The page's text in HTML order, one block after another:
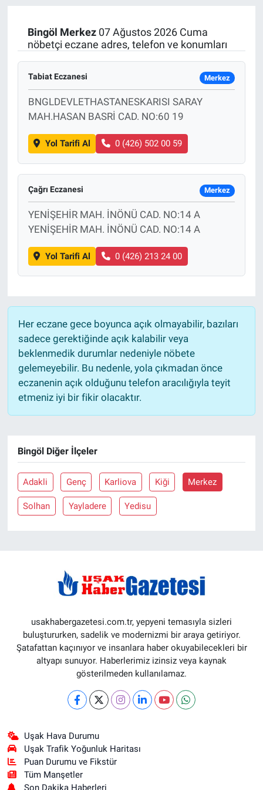
Bingöl Merkez07 Ağustos 2026 Cuma
nöbetçi eczane adres, telefon ve konumları
Tabiat Eczanesi Merkez
BNGLDEVLETHASTANESKARISI SARAY
MAH.HASAN BASRİ CAD. NO:60 19
Yol Tarifi Al 0 (426) 502 00 59
Çağrı Eczanesi Merkez
YENİŞEHİR MAH. İNÖNÜ CAD. NO:14 A
YENİŞEHİR MAH. İNÖNÜ CAD. NO:14 A
Yol Tarifi Al 0 (426) 213 24 00
Her eczane gece boyunca açık olmayabilir, bazıları
sadece gerektiğinde açık kalabilir veya
beklenmedik durumlar nedeniyle nöbete
gelemeyebilir. Bu nedenle, yola çıkmadan önce
eczanenin açık olduğunu telefon aracılığıyla teyit
etmeniz iyi bir fikir olacaktır.
Bingöl Diğer İlçeler
Adakli Genç Karliova Kiği Merkez
Solhan Yayladere Yedisu
usakhabergazetesi.com.tr, yepyeni temasıyla sizleri
buluştururken, sadelik ve modernizmi bir araya getiriyor.
Şatafattan kaçınıyor ve insanlara haber okuyabilecekleri bir
altyapı sunuyor. Haberlerimiz izinsiz veya kaynak
gösterilmeden kullanılamaz.
Uşak Hava Durumu
Uşak Trafik Yoğunluk Haritası
Puan Durumu ve Fikstür
Tüm Manşetler
Son Dakika Haberleri
Resmi İlanlar
Sağlık
Son Dakika
Spor
Uşak Haberleri